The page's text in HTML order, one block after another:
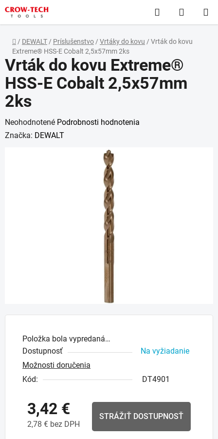
Prejsť
na
obsah
Hľadať
KOŠÍK
Domov
/ DEWALT / Príslušenstvo / Vrtáky do kovu / Vrták do kovu
Extreme® HSS-E Cobalt 2,5x57mm 2ks
Položka bola vypredaná…
Dostupnosť
Na vyžiadanie
Možnosti doručenia
Kód:
DT4901
3,42 €
2,78 € bez DPH
STRÁŽIŤ DOSTUPNOSŤ
Vrták do kovu Extreme®
HSS-E Cobalt 2,5x57mm
2ks
Priemerné
hodnotenie
Neohodnotené Podrobnosti hodnotenia
Značka: DEWALT